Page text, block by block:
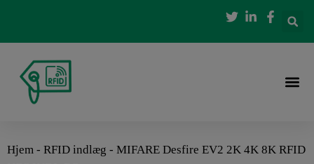
Hjem - RFID indlæg - MIFARE Desfire EV2 2K 4K 8K RFID